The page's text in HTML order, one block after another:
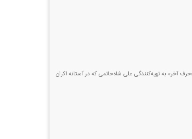
آخر» به تهیه‌کنندگی علی شاه‌حاتمی که در آستانه اکران